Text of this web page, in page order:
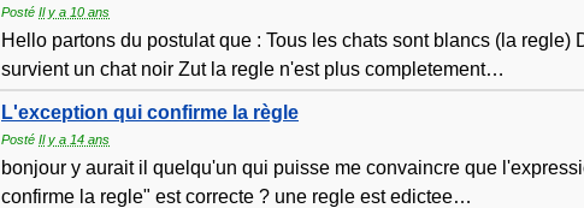
Posté Il y a 10 ans
Hello partons du postulat que : Tous les chats sont blancs (la regle)
survient un chat noir Zut la regle n'est plus completement…
L'exception qui confirme la règle
Posté Il y a 14 ans
bonjour y aurait il quelqu'un qui puisse me convaincre que
confirme la regle" est correcte ? une regle est edictee…